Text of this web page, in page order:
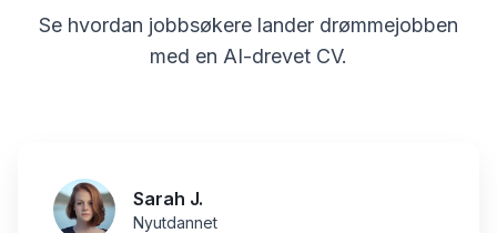
Se hvordan jobbsøkere lander drømmejobben
med en AI-drevet CV.
Sarah J.
Nyutdannet